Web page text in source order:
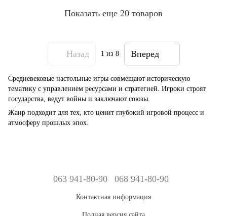
Средневековые настольные игры совмещают историческую
тематику с управлением ресурсами и стратегией. Игроки строят
государства, ведут войны и заключают союзы.
Жанр подходит для тех, кто ценит глубокий игровой процесс и
атмосферу прошлых эпох.
Показать еще 20 товаров
Назад 1 из 8 Вперед
063 941-80-90 068 941-80-90
Контактная информация